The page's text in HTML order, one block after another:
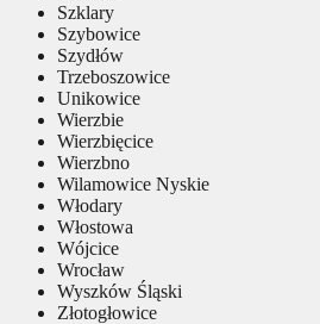
Szklary
Szybowice
Szydłów
Trzeboszowice
Unikowice
Wierzbie
Wierzbięcice
Wierzbno
Wilamowice Nyskie
Włodary
Włostowa
Wójcice
Wrocław
Wyszków Śląski
Złotogłowice